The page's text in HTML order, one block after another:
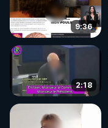
9:36
2:18